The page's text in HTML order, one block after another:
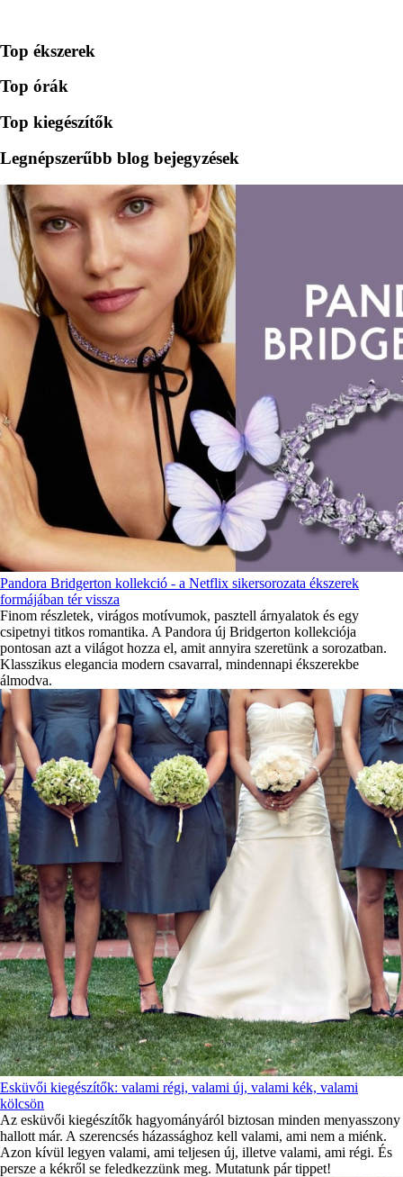
Top ékszerek
Top órák
Top kiegészítők
Legnépszerűbb blog bejegyzések
Pandora Bridgerton kollekció - a Netflix sikersorozata ékszerek
formájában tér vissza
Finom részletek, virágos motívumok, pasztell árnyalatok és egy
csipetnyi titkos romantika. A Pandora új Bridgerton kollekciója
pontosan azt a világot hozza el, amit annyira szeretünk a sorozatban.
Klasszikus elegancia modern csavarral, mindennapi ékszerekbe
álmodva.
Esküvői kiegészítők: valami régi, valami új, valami kék, valami
kölcsön
Az esküvői kiegészítők hagyományáról biztosan minden menyasszony
hallott már. A szerencsés házassághoz kell valami, ami nem a miénk.
Azon kívül legyen valami, ami teljesen új, illetve valami, ami régi. És
persze a kékről se feledkezzünk meg. Mutatunk pár tippet!